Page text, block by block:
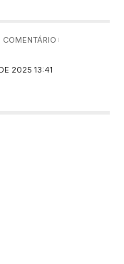
2025 13:41